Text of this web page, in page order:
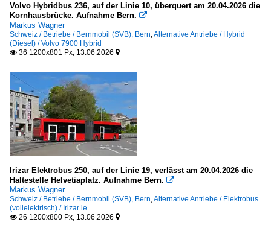
Volvo Hybridbus 236, auf der Linie 10, überquert am 20.04.2026 die
Kornhausbrücke. Aufnahme Bern. 
Markus Wagner
Schweiz / Betriebe / Bernmobil (SVB), Bern,Alternative Antriebe / Hybrid
(Diesel) / Volvo 7900 Hybrid
 36 1200x801 Px, 13.06.2026 
Irizar Elektrobus 250, auf der Linie 19, verlässt am 20.04.2026 die
Haltestelle Helvetiaplatz. Aufnahme Bern. 
Markus Wagner
Schweiz / Betriebe / Bernmobil (SVB), Bern,Alternative Antriebe / Elektrobus
(vollelektrisch) / Irizar ie
 26 1200x800 Px, 13.06.2026 